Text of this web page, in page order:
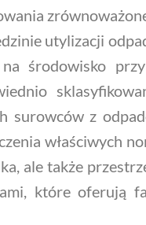
utylizacji
środowisko
surowców z
właściwych
ale także
które oferują